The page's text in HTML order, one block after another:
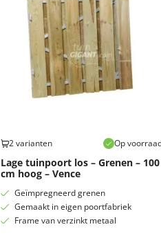
2 varianten Op
Lage tuinpoort los – Grenen – 100
cm hoog – Vence
Geïmpregneerd grenen
Gemaakt in eigen poortfabriek
Frame van verzinkt metaal